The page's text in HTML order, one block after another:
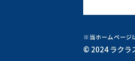
※当ホームページ
© 2024 ラクラ